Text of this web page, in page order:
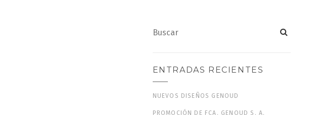
ENTRADAS RECIENTES
NUEVOS DISEÑOS GENOUD
PROMOCIÓN DE FCA. GENOUD S. A.